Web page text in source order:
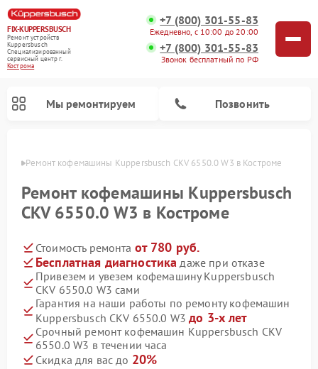
FIX-KUPPERSBUSCH
Ремонт устройств
Kuppersbusch
Специализированный
cервисный центр г.
Кострома
+7 (800) 301-55-83
Ежедневно, с 10:00 до 20:00
+7 (800) 301-55-83
Звонок бесплатный по РФ
Мы ремонтируем Позвонить
Ремонт кофемашины Kuppersbusch CKV 6550.0 W3 в Костроме
Ремонт кофемашины Kuppersbusch
CKV 6550.0 W3 в Костроме
Стоимость ремонта от 780 руб.
Бесплатная диагностика даже при отказе
Привезем и увезем кофемашину Kuppersbusch
CKV 6550.0 W3 сами
Гарантия на наши работы по ремонту кофемашин
Kuppersbusch CKV 6550.0 W3до 3-х лет
Срочный ремонт кофемашин Kuppersbusch CKV
6550.0 W3 в течении часа
Скидка для вас до 20%